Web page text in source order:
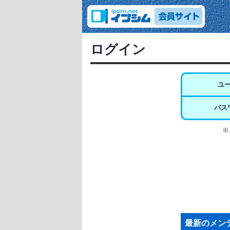
ログイン
ユ
パス
※
最新のメン